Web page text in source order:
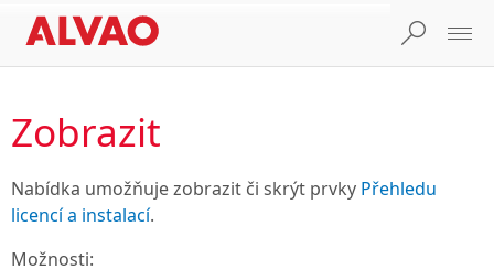
Zobrazit
Nabídka umožňuje zobrazit či skrýt prvky Přehledu
licencí a instalací.
Možnosti: